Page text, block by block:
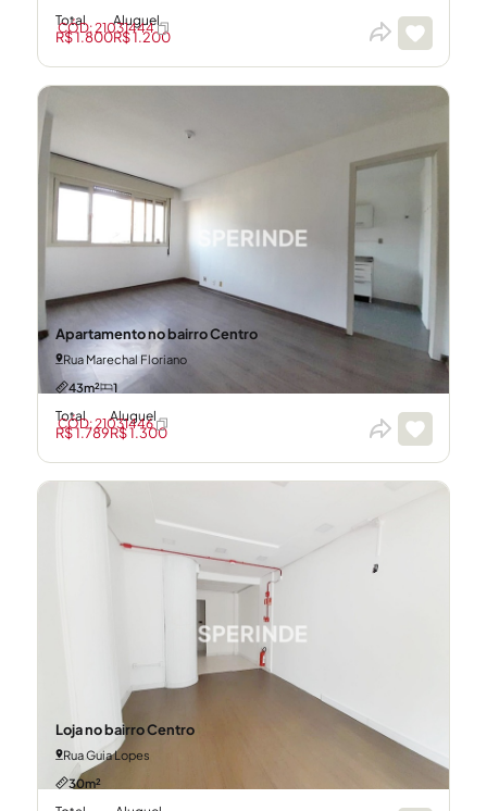
Total
R$ 1.800
Aluguel
R$ 1.200
CÓD: 21031444
Apartamento no bairro Centro
Rua Marechal Floriano
43m²
1
Total
R$ 1.789
Aluguel
R$ 1.300
CÓD: 21031446
Loja no bairro Centro
Rua Guia Lopes
30m²